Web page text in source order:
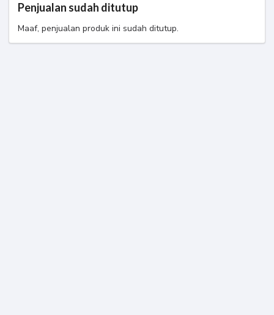
Penjualan sudah ditutup
Maaf, penjualan produk ini sudah ditutup.